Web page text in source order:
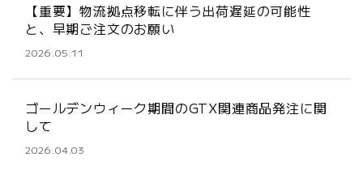
【重要】物流拠点移転に伴う出荷遅延の可能性
と、早期ご注文のお願い
2026.05.11
ゴールデンウィーク期間のGTX関連商品発注に関
して
2026.04.03